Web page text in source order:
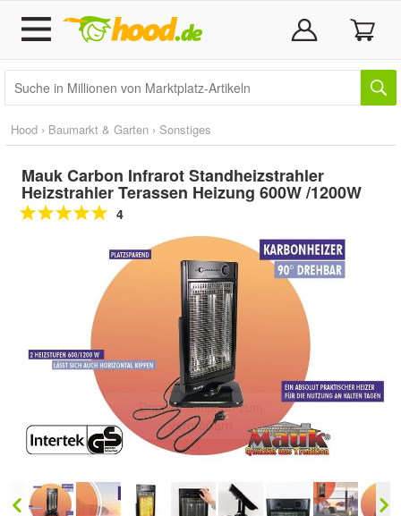
Hood › Baumarkt & Garten › Sonstiges
Mauk Carbon Infrarot Standheizstrahler
Heizstrahler Terassen Heizung 600W /1200W
4
Doppelt antippen zum
vergrößern